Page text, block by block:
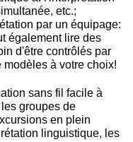
etc.;
par un équipage:
également lire des
d'être contrôlés par
à votre choix!
sans fil facile à
groupes de
en plein
linguistique, les